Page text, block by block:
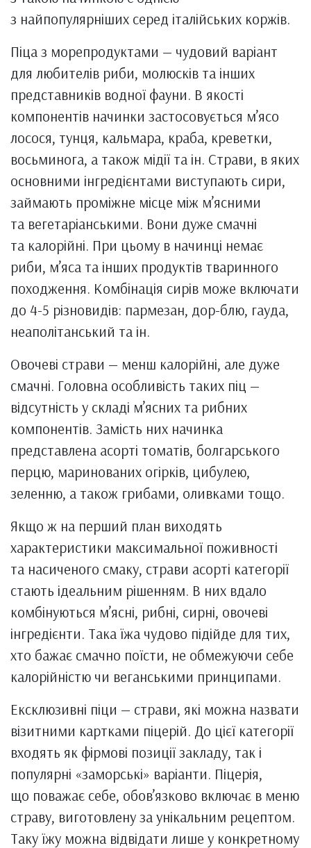
з найпопулярніших серед італійських коржів.
Піца з морепродуктами — чудовий варіант
для любителів риби, молюсків та інших
представників водної фауни. В якості
компонентів начинки застосовується м’ясо
лосося, тунця, кальмара, краба, креветки,
восьминога, а також мідії та ін. Страви, в яких
основними інгредієнтами виступають сири,
займають проміжне місце між м’ясними
та вегетаріанськими. Вони дуже смачні
та калорійні. При цьому в начинці немає
риби, м’яса та інших продуктів тваринного
походження. Комбінація сирів може включати
до 4-5 різновидів: пармезан, дор-блю, гауда,
неаполітанський та ін.
Овочеві страви — менш калорійні, але дуже
смачні. Головна особливість таких піц —
відсутність у складі м’ясних та рибних
компонентів. Замість них начинка
представлена ​​асорті томатів, болгарського
перцю, маринованих огірків, цибулею,
зеленню, а також грибами, оливками тощо.
Якщо ж на перший план виходять
характеристики максимальної поживності
та насиченого смаку, страви асорті категорії
стають ідеальним рішенням. В них вдало
комбінуються м’ясні, рибні, сирні, овочеві
інгредієнти. Така їжа чудово підійде для тих,
хто бажає смачно поїсти, не обмежуючи себе
калорійністю чи веганськими принципами.
Ексклюзивні піци — страви, які можна назвати
візитними картками піцерій. До цієї категорії
входять як фірмові позиції закладу, так і
популярні «заморські» варіанти. Піцерія,
що поважає себе, обов’язково включає в меню
страву, виготовлену за унікальним рецептом.
Таку їжу можна відвідати лише у конкретному